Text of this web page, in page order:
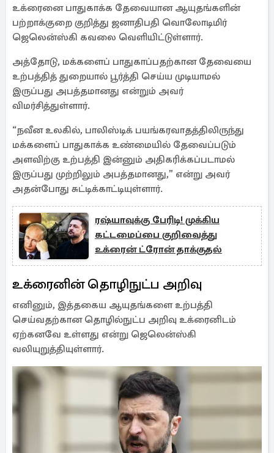
உக்ரைனை பாதுகாக்க தேவையான ஆயுதங்களின்
பற்றாக்குறை குறித்து ஜனாதிபதி வொலோடிமிர்
ஜெலென்ஸ்கி கவலை வெளியிட்டுள்ளார்.
அத்தோடு, மக்களைப் பாதுகாப்பதற்கான தேவையை
உற்பத்தித் துறையால் பூர்த்தி செய்ய முடியாமல்
இருப்பது அபத்தமானது என்றும் அவர்
விமர்சித்துள்ளார்.
“நவீன உலகில், பாலிஸ்டிக் பயங்கரவாதத்திலிருந்து
மக்களைப் பாதுகாக்க உண்மையில் தேவைப்படும்
அளவிற்கு உற்பத்தி இன்னும் அதிகரிக்கப்படாமல்
இருப்பது முற்றிலும் அபத்தமானது,” என்று அவர்
அதன்போது சுட்டிக்காட்டியுள்ளார்.
ரஷ்யாவுக்கு பேரிடி! முக்கிய
கட்டமைப்பை குறிவைத்து
உக்ரைன் ட்ரோன் தாக்குதல்
உக்ரைனின் தொழிநுட்ப அறிவு
எனினும், இத்தகைய ஆயுதங்களை உற்பத்தி
செய்வதற்கான தொழில்நுட்ப அறிவு உக்ரைனிடம்
ஏற்கனவே உள்ளது என்று ஜெலென்ஸ்கி
வலியுறுத்தியுள்ளார்.